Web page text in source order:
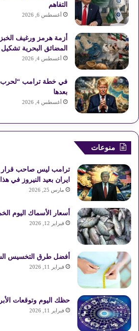
التفاهم
أغسطس 6, 2026
أزمة هرمز ورغيف
المضائق البحرية تشكيل
أغسطس 4, 2026
في خطة ترامب “لحرب
بعدها
أغسطس 4, 2026
منوعات
ترامب ليس صاحب قرار
ايران بعيد النيروز في
مارس 25, 2026
أسعار الأسماك اليوم الخميس 12
فبراير 12, 2026
أفضل طرق التخسيس
فبراير 11, 2026
حظك اليوم وتوقعات
فبراير 11, 2026